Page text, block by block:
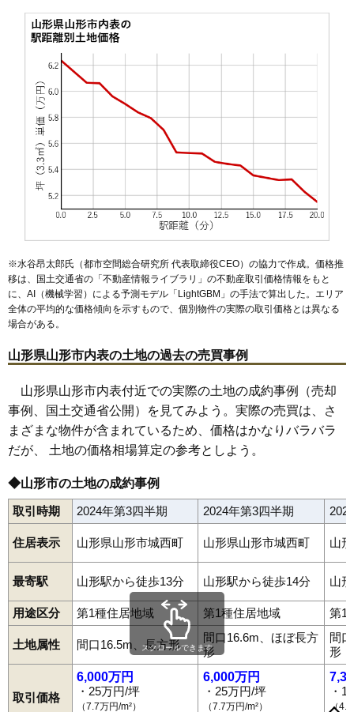
52 上桜田
53 東青田
飯田西 25万円 1,547万円
55 吉原 25万円 1,803万円
57 25万円
58
59 1,960万円
24万円
梅野木前 23万円 1,758万円 29.4%
64 成沢西 23万円 1,756万円 21.4%
65
67 島 23万円 1,719万円 31.1%
68 城北町 23万円 1,032万円 9.9%
69 肴町 23万円 1,247万円 10.7%
70 南館 23万円 1,502万円 20.5%
71 富の中 23万円 1,421万円
72 江南 23万円
73 白山 22万円 1,531万円 17.2%
74 嶋南 22万円 1,731万円 29.5%
75 平清水 22万円 1,721万円 26.2%
22万円
78 陣場 21万円 1,379万円 18.9%
79 瀬波 21万円 1,340万円 19.8%
80 下条町 21万円 1,517万円 15.1%
鳥居ケ丘 1,571万円 16.9%
嶋北 1,807万円 31.0%
※水谷昂太郎氏（都市空間総合研究所 代表取締役CEO）の協力で作成。価格推
移は、国土交通省の「不動産情報ライブラリ 」の不動産取引価格情報をもと
に、AI（機械学習）による予測モデル「LightGBM」の手法で算出した。エリア
全体の平均的な価格傾向を示すもので、個別物件の実際の取引価格とは異なる
場合がある。
山形県山形市内表の土地の過去の売買事例
山形県山形市内表付近での実際の土地の成約事例（売却
事例、国土交通省公開）を見てみよう。実際の売買は、さ
まざまな物件が含まれているため、価格はかなりバラバラ
だが、 土地の価格相場算定の参考としよう。
◆山形市の土地の成約事例
取引時期 2024年第3四半期 2024年第3四半期
住居表示 山形県山形市城西町 山形県山形市城西町 山
最寄駅 山形駅から徒歩13分 山形駅から徒歩14分 山
用途区分 第1種住居地域 第1種住居地域 第1
土地属性 間口16.5m、長方形
間口16.6m、ほぼ長方
形
間
形
取引価格
6,000万円
・25万円/坪
（7.7万円/m²）
6,000万円
・25万円/坪
（7.7万円/m²）
・
（
スクロールできます
相生町青田青田南青野青柳あかねケ丘あこや町旭が丘
あさひ町
荒楯町飯沢飯田飯田西飯塚町五十鈴泉町五日町
今塚鋳物町岩波印役町内表内表東梅野木前漆山上町江俣
円応寺町
大手町大森小立落合町表蔵王篭田風間柏倉春日町
上桜田上反田上柳神尾
北山形木の実町清住町切畑久保田黒沢江南黄金小姓町
寿町小荷駄町 蔵王上野蔵王温泉蔵王成沢
蔵王半郷
蔵王山田早乙女 桜田東桜田南
下椹沢
下条町下東山下宝沢 城南町城北町城西町